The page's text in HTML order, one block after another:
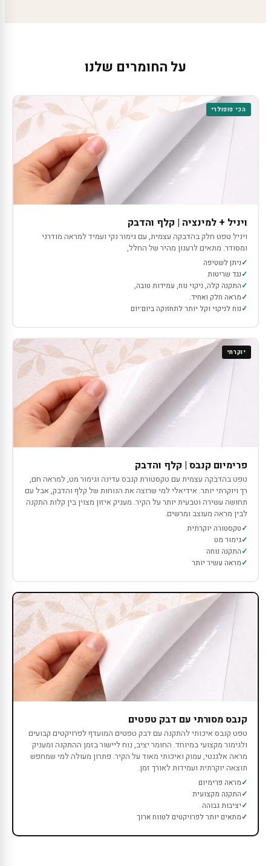
על החומרים שלנו
הכי פופולרי
ויניל + למינציה | קלף והדבק
ויניל טפט חלק בהדבקה עצמית, עם גימור נקי ועמיד למראה מודרני
ומסודר. מתאים לרענון מהיר של החלל,
ניתן לשטיפה
נגד שריטות
התקנה קלה, ניקוי נוח, עמידות טובה,
מראה חלק ואחיד.
נוח לניקוי וקל יותר לתחזוקה ביום־יום
יוקרתי
פרימיום קנבס | קלף והדבק
טפט בהדבקה עצמית עם טקסטורת קנבס עדינה וגימור מט, למראה חם,
רך ויוקרתי יותר. אידיאלי למי שרוצה את הנוחות של קלף והדבק, אבל עם
תחושה עשירה וטבעית יותר על הקיר. מעניק איזון מצוין בין קלות התקנה
לבין מראה מעוצב ומרשים.
טקסטורה יוקרתית
גימור מט
התקנה נוחה
מראה עשיר יותר
קנבס מסורתי עם דבק טפטים
טפט קנבס איכותי להתקנה עם דבק טפטים המועדף לפרויקטים קבועים
ולגימור מקצועי במיוחד. החומר יציב, נוח ליישור בזמן ההתקנה ומעניק
מראה אלגנטי, עמוק ואיכותי מאוד על הקיר. פתרון מעולה למי שמחפש
תוצאה יוקרתית ועמידות לאורך זמן.
מראה פרימיום
התקנה מקצועית
יציבות גבוהה
מתאים יותר לפרויקטים לטווח ארוך